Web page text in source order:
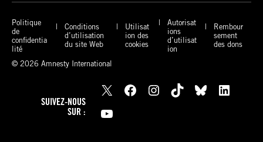
Politique
de
confidentia
lité
Conditions
d’utilisation
du site Web
Utilisat
ion des
cookies
Autorisat
ions
d’utilisat
ion
Rembour
sement
des dons
© 2026 Amnesty International
SUIVEZ-NOUS
SUR :
X Facebook Instagram TikTok Bluesky
LinkedIn
YouTube